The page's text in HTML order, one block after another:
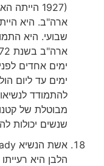
1927) הייתה
ארה"ב. היא
שבועי. היא
ימים אחדים
להתמודד
מבוטלת של
שנשים יכולות
הלבן היא רעייתו